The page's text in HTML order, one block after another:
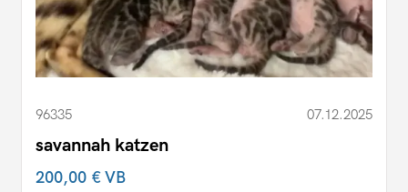
96335 07.12.2025
savannah katzen
200,00 €VB